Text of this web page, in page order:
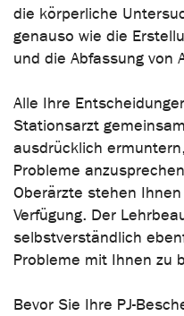
die körperliche
genauso wie die
und die Abfassung von
Alle Ihre
Stationsarzt
ausdrücklich
Probleme
Oberärzte stehen
Verfügung. Der
selbstverständlich
Probleme mit Ihnen zu
Bevor Sie Ihre PJ-